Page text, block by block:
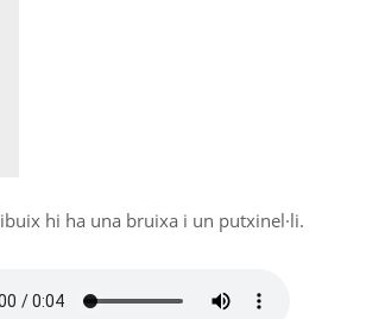
ibuix hi ha una bruixa i un putxinel·li.